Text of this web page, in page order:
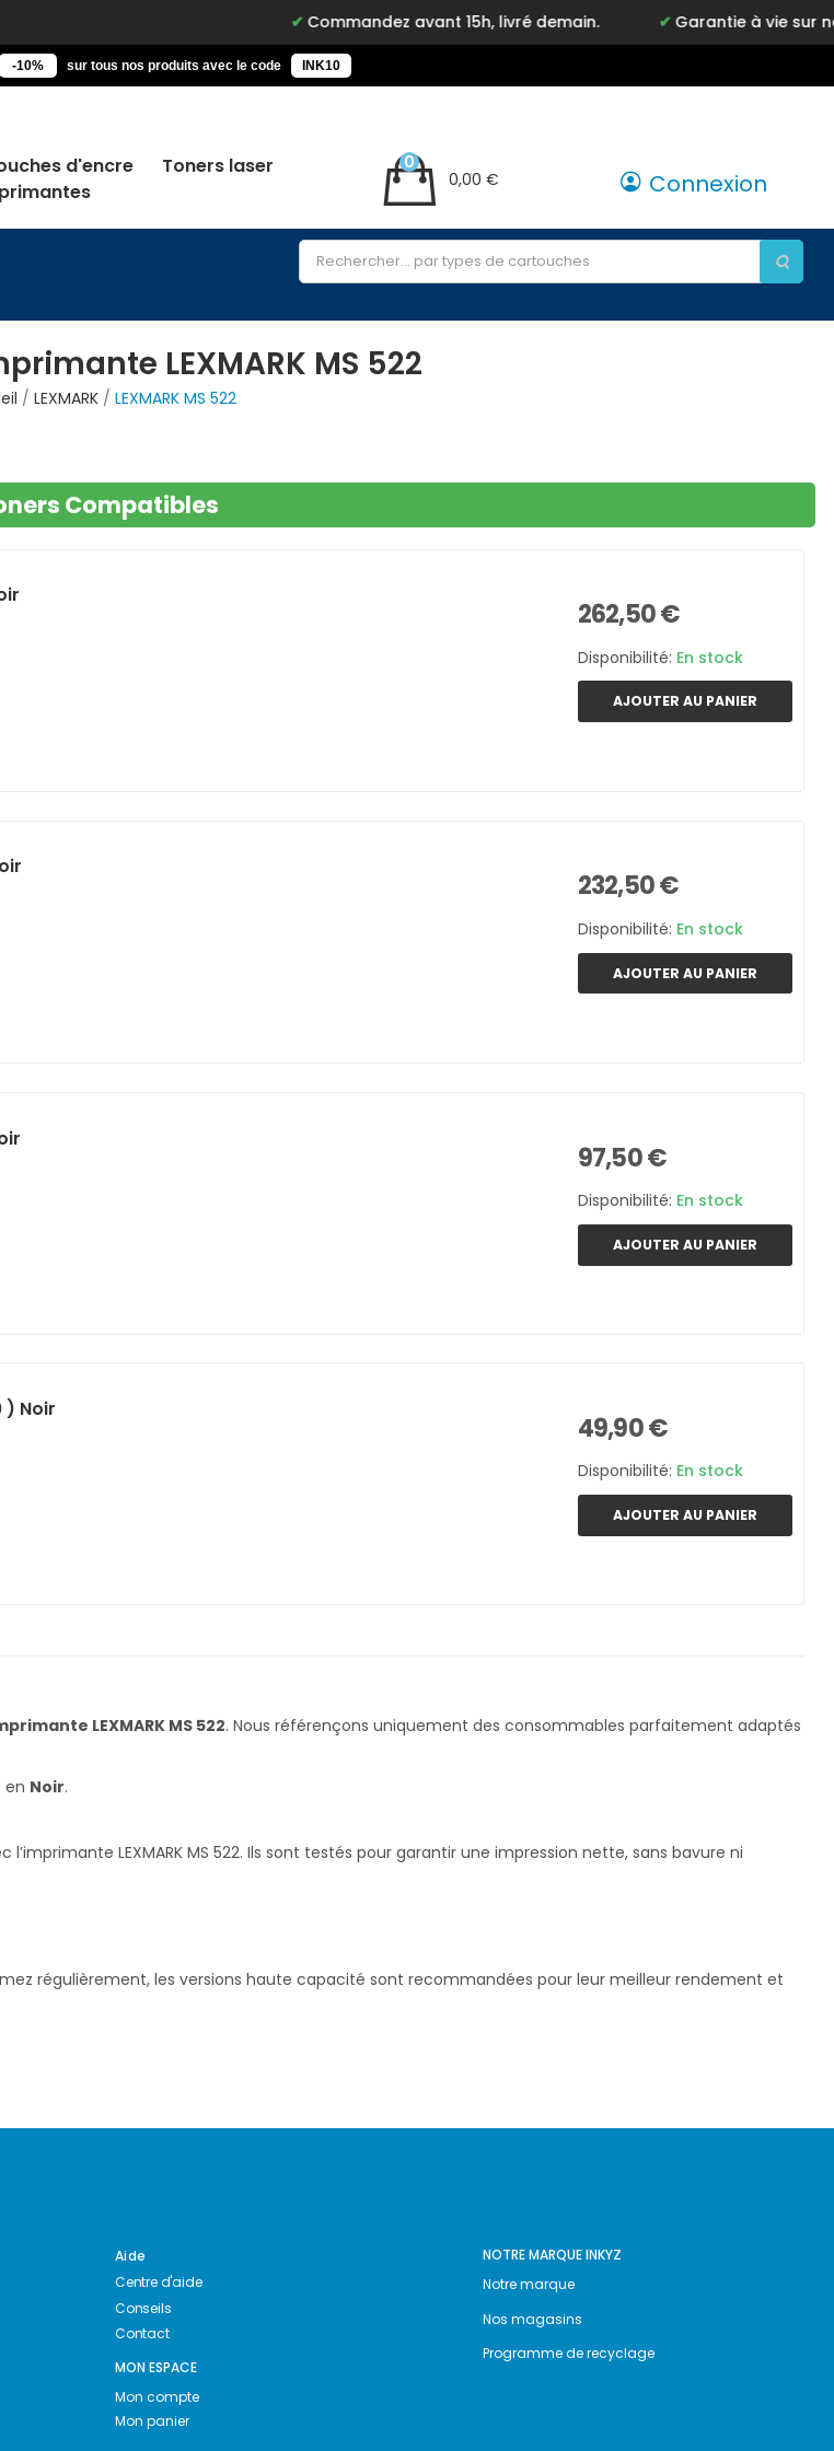
Commandez avant 15h, livré demain. Garantie à vie sur notre
-10% sur tous nos produits avec le code INK10
d'encre
Toners laser
0,00 €
0
Connexion
LEXMARK MS 522
LEXMARK
LEXMARK MS 522
Compatibles
262,50 €
Disponibilité: En stock
AJOUTER AU PANIER
232,50 €
Disponibilité: En stock
AJOUTER AU PANIER
97,50 €
Disponibilité: En stock
AJOUTER AU PANIER
) Noir
49,90 €
Disponibilité: En stock
AJOUTER AU PANIER
LEXMARK MS 522. Nous référençons uniquement des consommables parfaitement adaptés
en Noir.
l’imprimante LEXMARK MS 522. Ils sont testés pour garantir une impression nette, sans bavure ni
régulièrement, les versions haute capacité sont recommandées pour leur meilleur rendement et
Aide
Centre d'aide
Conseils
Contact
MON ESPACE
Mon compte
Mon panier
NOTRE MARQUE INKYZ
Notre marque
Nos magasins
Programme de recyclage